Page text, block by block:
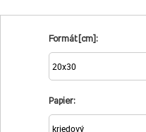
Formát [cm]:
Papier: